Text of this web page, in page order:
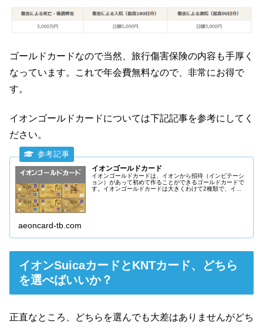
ゴールドカードなので当然、旅行傷害保険の内容も手厚く
なっています。これで年会費無料なので、非常にお得で
す。
イオンゴールドカードについては下記記事を参考にしてく
ださい。
イオンゴールドカード
イオンゴールドカードは、イオンから招待（インビテーシ
ョン）があって初めて作ることができるゴールドカードで
す。イオンゴールドカードは大きくわけて2種類で、イオ
aeoncard-tb.com
イオンSuicaカードとKNTカード、どちら
を選べばいいか？
正直なところ、どちらを選んでも大差はありませんがどち